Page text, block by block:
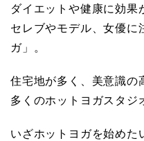
ダイエットや健康に効果
セレブやモデル、女優に
ガ」。
住宅地が多く、美意識の
多くのホットヨガスタジ
いざホットヨガを始めた